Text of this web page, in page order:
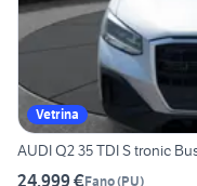
Vetrina
AUDI Q2 35 TDI S tronic
24.999 €Fano(PU)